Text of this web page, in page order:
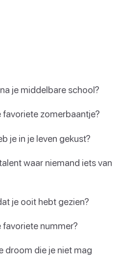
je middelbare school?
zomerbaantje?
je in je leven gekust?
waar niemand iets van
je ooit hebt gezien?
nummer?
droom die je niet mag